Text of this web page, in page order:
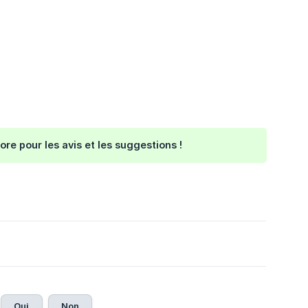
pour les avis et les suggestions !